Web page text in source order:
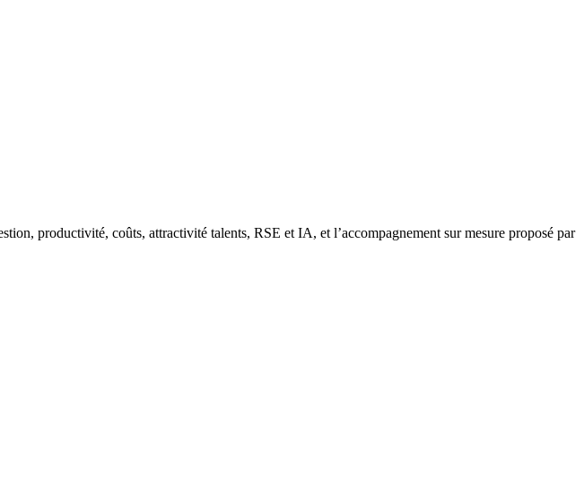
productivité, coûts, attractivité talents, RSE et IA, et l’accompagnement sur mesure proposé par